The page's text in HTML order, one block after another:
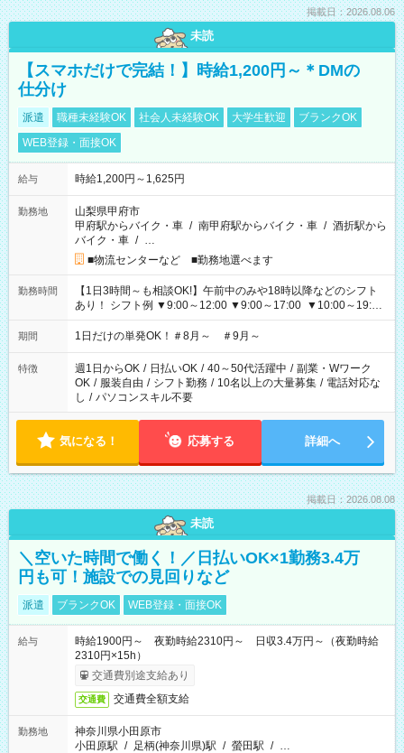
掲載日：2026.08.06
未読
【スマホだけで完結！】時給1,200円～＊DMの
仕分け
派遣 職種未経験OK 社会人未経験OK 大学生歓迎
ブランクOK
WEB登録・面接OK
給与 時給1,200円～1,625円
勤務地
山梨県甲府市
甲府駅からバイク・車 / 南甲府駅からバイク・車 / 酒折駅から
バイク・車 / …
■物流センターなど ■勤務地選べます
勤務時間
【1日3時間～も相談OK!】午前中のみや18時以降などのシフト
あり！ シフト例 ▼9:00～12:00 ▼9:00～17:00 ▼10:00～19:00
▼18:00～21:00
期間 1日だけの単発OK！＃8月～ ＃9月～
特徴 週1日からOK / 日払いOK / 40～50代活躍中 / 副業・Wワーク
OK / 服装自由 / シフト勤務 / 10名以上の大量募集 / 電話対応な
し / パソコンスキル不要
気になる！ 応募する 詳細へ
掲載日：2026.08.08
未読
＼空いた時間で働く！／日払いOK×1勤務3.4万
円も可！施設での見回りなど
派遣 ブランクOK WEB登録・面接OK
給与
時給1900円～ 夜勤時給2310円～ 日収3.4万円～（夜勤時給
2310円×15h）
交通費別途支給あり
交通費 交通費全額支給
勤務地
神奈川県小田原市
小田原駅 / 足柄(神奈川県)駅 / 螢田駅 / …